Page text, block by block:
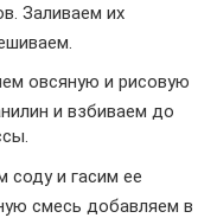
Заливаем их
овсяную и рисовую
и взбиваем до
и гасим ее
смесь добавляем в